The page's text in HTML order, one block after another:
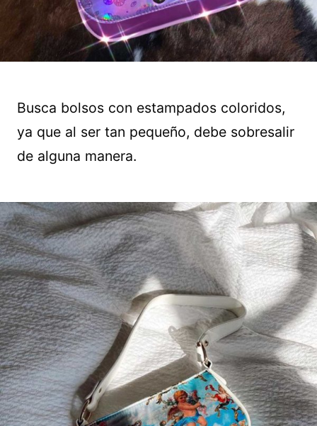
Busca bolsos con estampados coloridos,
ya que al ser tan pequeño, debe sobresalir
de alguna manera.